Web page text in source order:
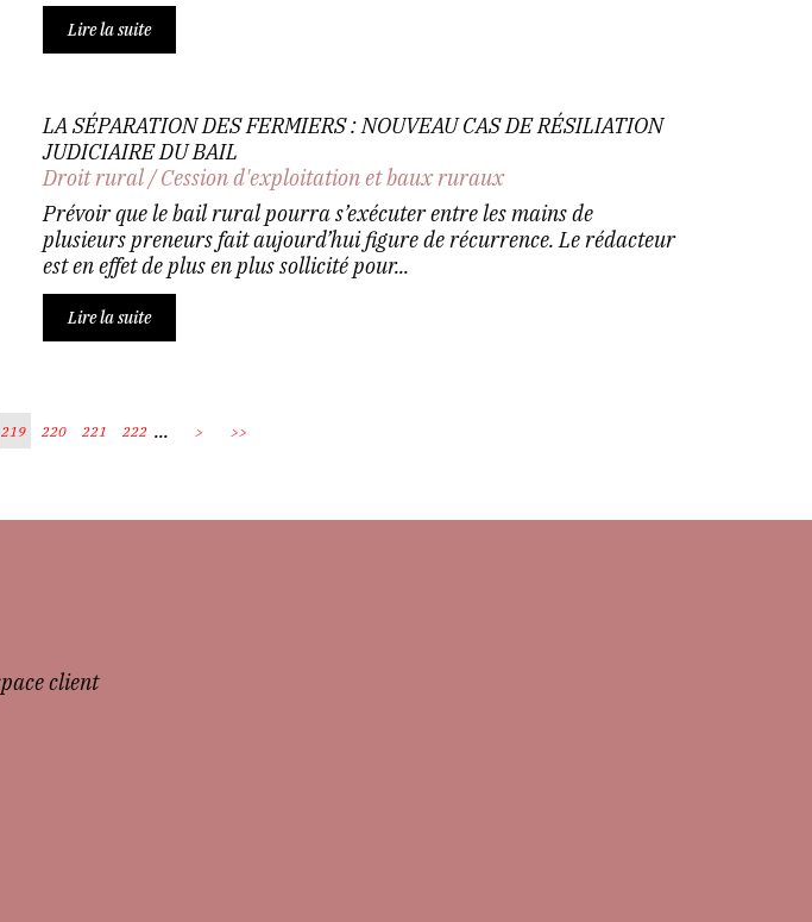
Lire la suite
LA SÉPARATION DES FERMIERS : NOUVEAU CAS DE RÉSILIATION
JUDICIAIRE DU BAIL
Droit rural/Cession d'exploitation et baux ruraux
Prévoir que le bail rural pourra s’exécuter entre les mains de
plusieurs preneurs fait aujourd’hui figure de récurrence. Le rédacteur
est en effet de plus en plus sollicité pour...
Lire la suite
219 220 221 222 ... > >>
client